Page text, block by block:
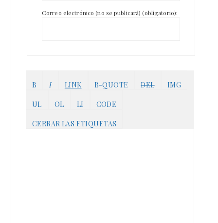
Correo electrónico (no se publicará) (obligatorio):